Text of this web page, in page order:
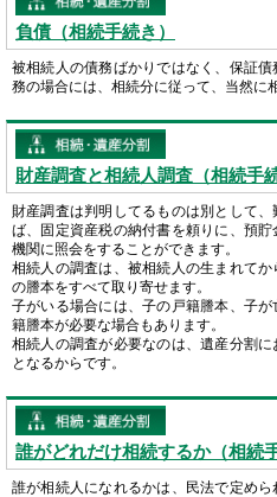
負債（相続手続き）
被相続人の債務ばかりではなく、保証
務の場合には、相続分に従って、当然に
財産調査と相続人調査（相続手続
財産調査は判明してるものは別として
ば、固定資産税の納付書を頼りに、預
機関に照会をすることができます。
相続人の調査は、被相続人の生まれて
の謄本をすべて取り寄せます。
子がいる場合には、子の戸籍謄本、子
籍謄本が必要な場合もあります。
相続人の調査が必要なのは、遺産分割
となるからです。
誰がどれだけ相続するか（相続
誰が相続人になれるかは、民法で定め